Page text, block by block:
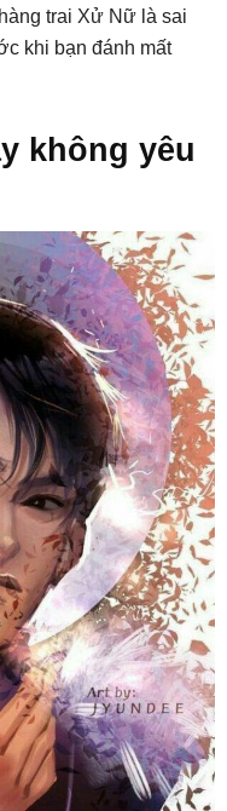
trai Xử Nữ là sai
khi bạn đánh mất
không yêu